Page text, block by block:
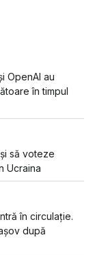
OpenAI au
în timpul
să voteze
Ucraina
în circulație.
după